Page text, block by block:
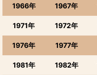
1940年のワイン(昭和15年)
1941年のワイン
1966年 1967年
1971年 1972年
1976年 1977年
1981年 1982年